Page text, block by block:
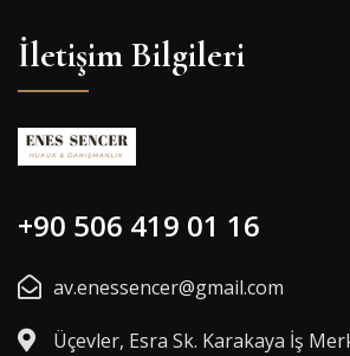
İletişim Bilgileri
+90 506 419 01 16
av.enessencer@gmail.com
Üçevler, Esra Sk. Karakaya İş